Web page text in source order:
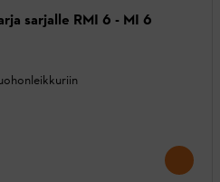
sarjalle RMI 6 - MI 6